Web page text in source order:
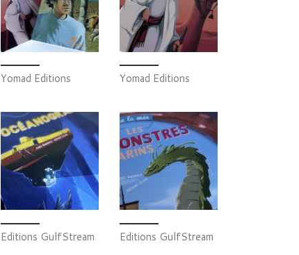
Yomad Editions Yomad Editions
Editions GulfStream Editions GulfStream